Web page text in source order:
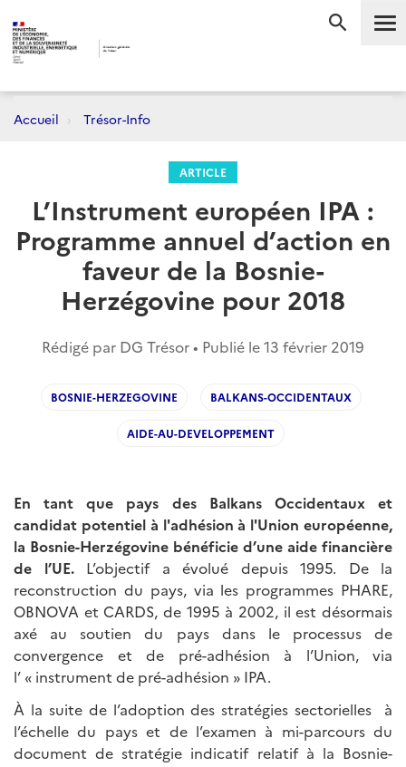
Accueil Trésor-Info
ARTICLE
L’Instrument européen IPA :
Programme annuel d’action en
faveur de la Bosnie-
Herzégovine pour 2018
Rédigé par DG Trésor • Publié le13 février 2019
BOSNIE-HERZEGOVINE BALKANS-OCCIDENTAUX
AIDE-AU-DEVELOPPEMENT
En tant que pays des Balkans Occidentaux et
candidat potentiel à l'adhésion à l'Union européenne,
la Bosnie-Herzégovine bénéficie d’une aide financière
de l’UE. L’objectif a évolué depuis 1995. De la
reconstruction du pays, via les programmes PHARE,
OBNOVA et CARDS, de 1995 à 2002, il est désormais
axé au soutien du pays dans le processus de
convergence et de pré-adhésion à l’Union, via
l’ « instrument de pré-adhésion » IPA.
À la suite de l’adoption des stratégies sectorielles à
l’échelle du pays et de l’examen à mi-parcours du
document de stratégie indicatif relatif à la Bosnie-